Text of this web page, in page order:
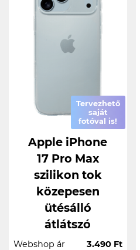
Tervezhető
saját
fotóval is!
Apple iPhone
17 Pro Max
szilikon tok
közepesen
ütésálló
átlátszó
Webshop ár
3.490 Ft